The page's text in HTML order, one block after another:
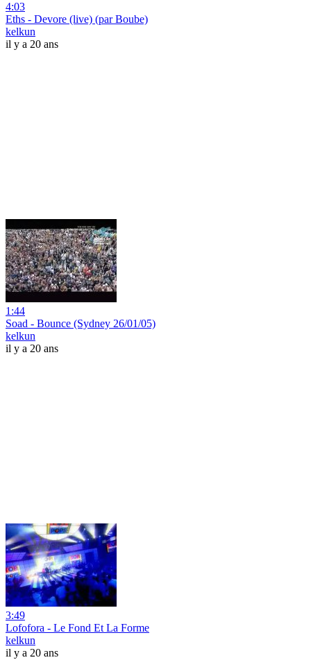
4:03
Eths - Devore (live) (par Boube)
kelkun
il y a 20 ans
1:44
Soad - Bounce (Sydney 26/01/05)
kelkun
il y a 20 ans
3:49
Lofofora - Le Fond Et La Forme
kelkun
il y a 20 ans